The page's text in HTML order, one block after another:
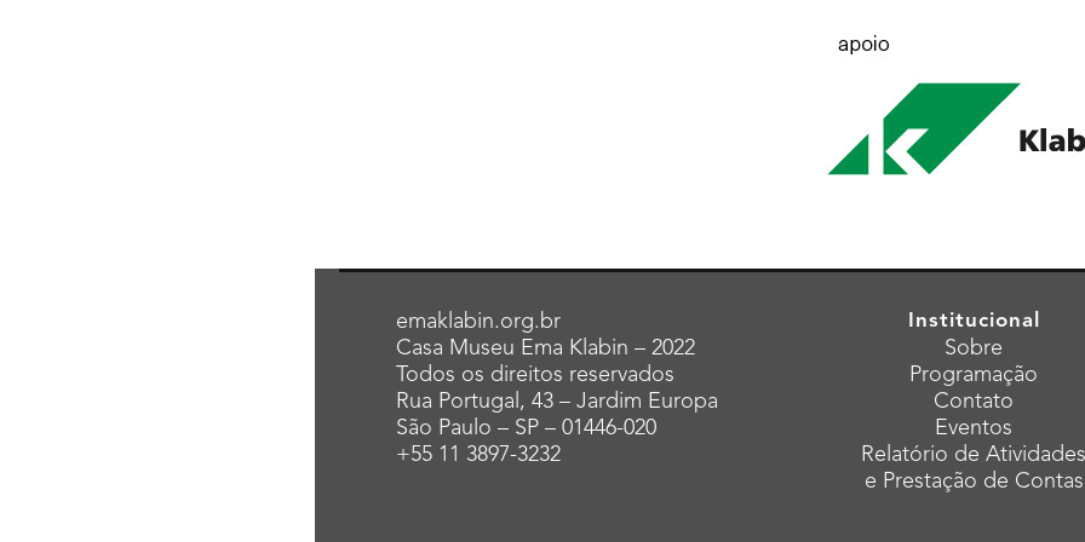
emaklabin.org.br
Casa Museu Ema Klabin – 2022
Todos os direitos reservados
Rua Portugal, 43 – Jardim Europa
São Paulo – SP – 01446-020
+55 11 3897-3232
Institucional
Sobre
Programação
Contato
Eventos
Relatório de
e Prestação de Contas